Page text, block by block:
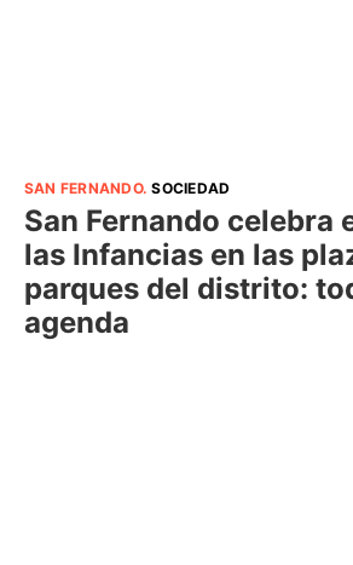
SAN FERNANDO.SOCIEDAD
San Fernando celebra
las Infancias en las
parques del distrito:
agenda